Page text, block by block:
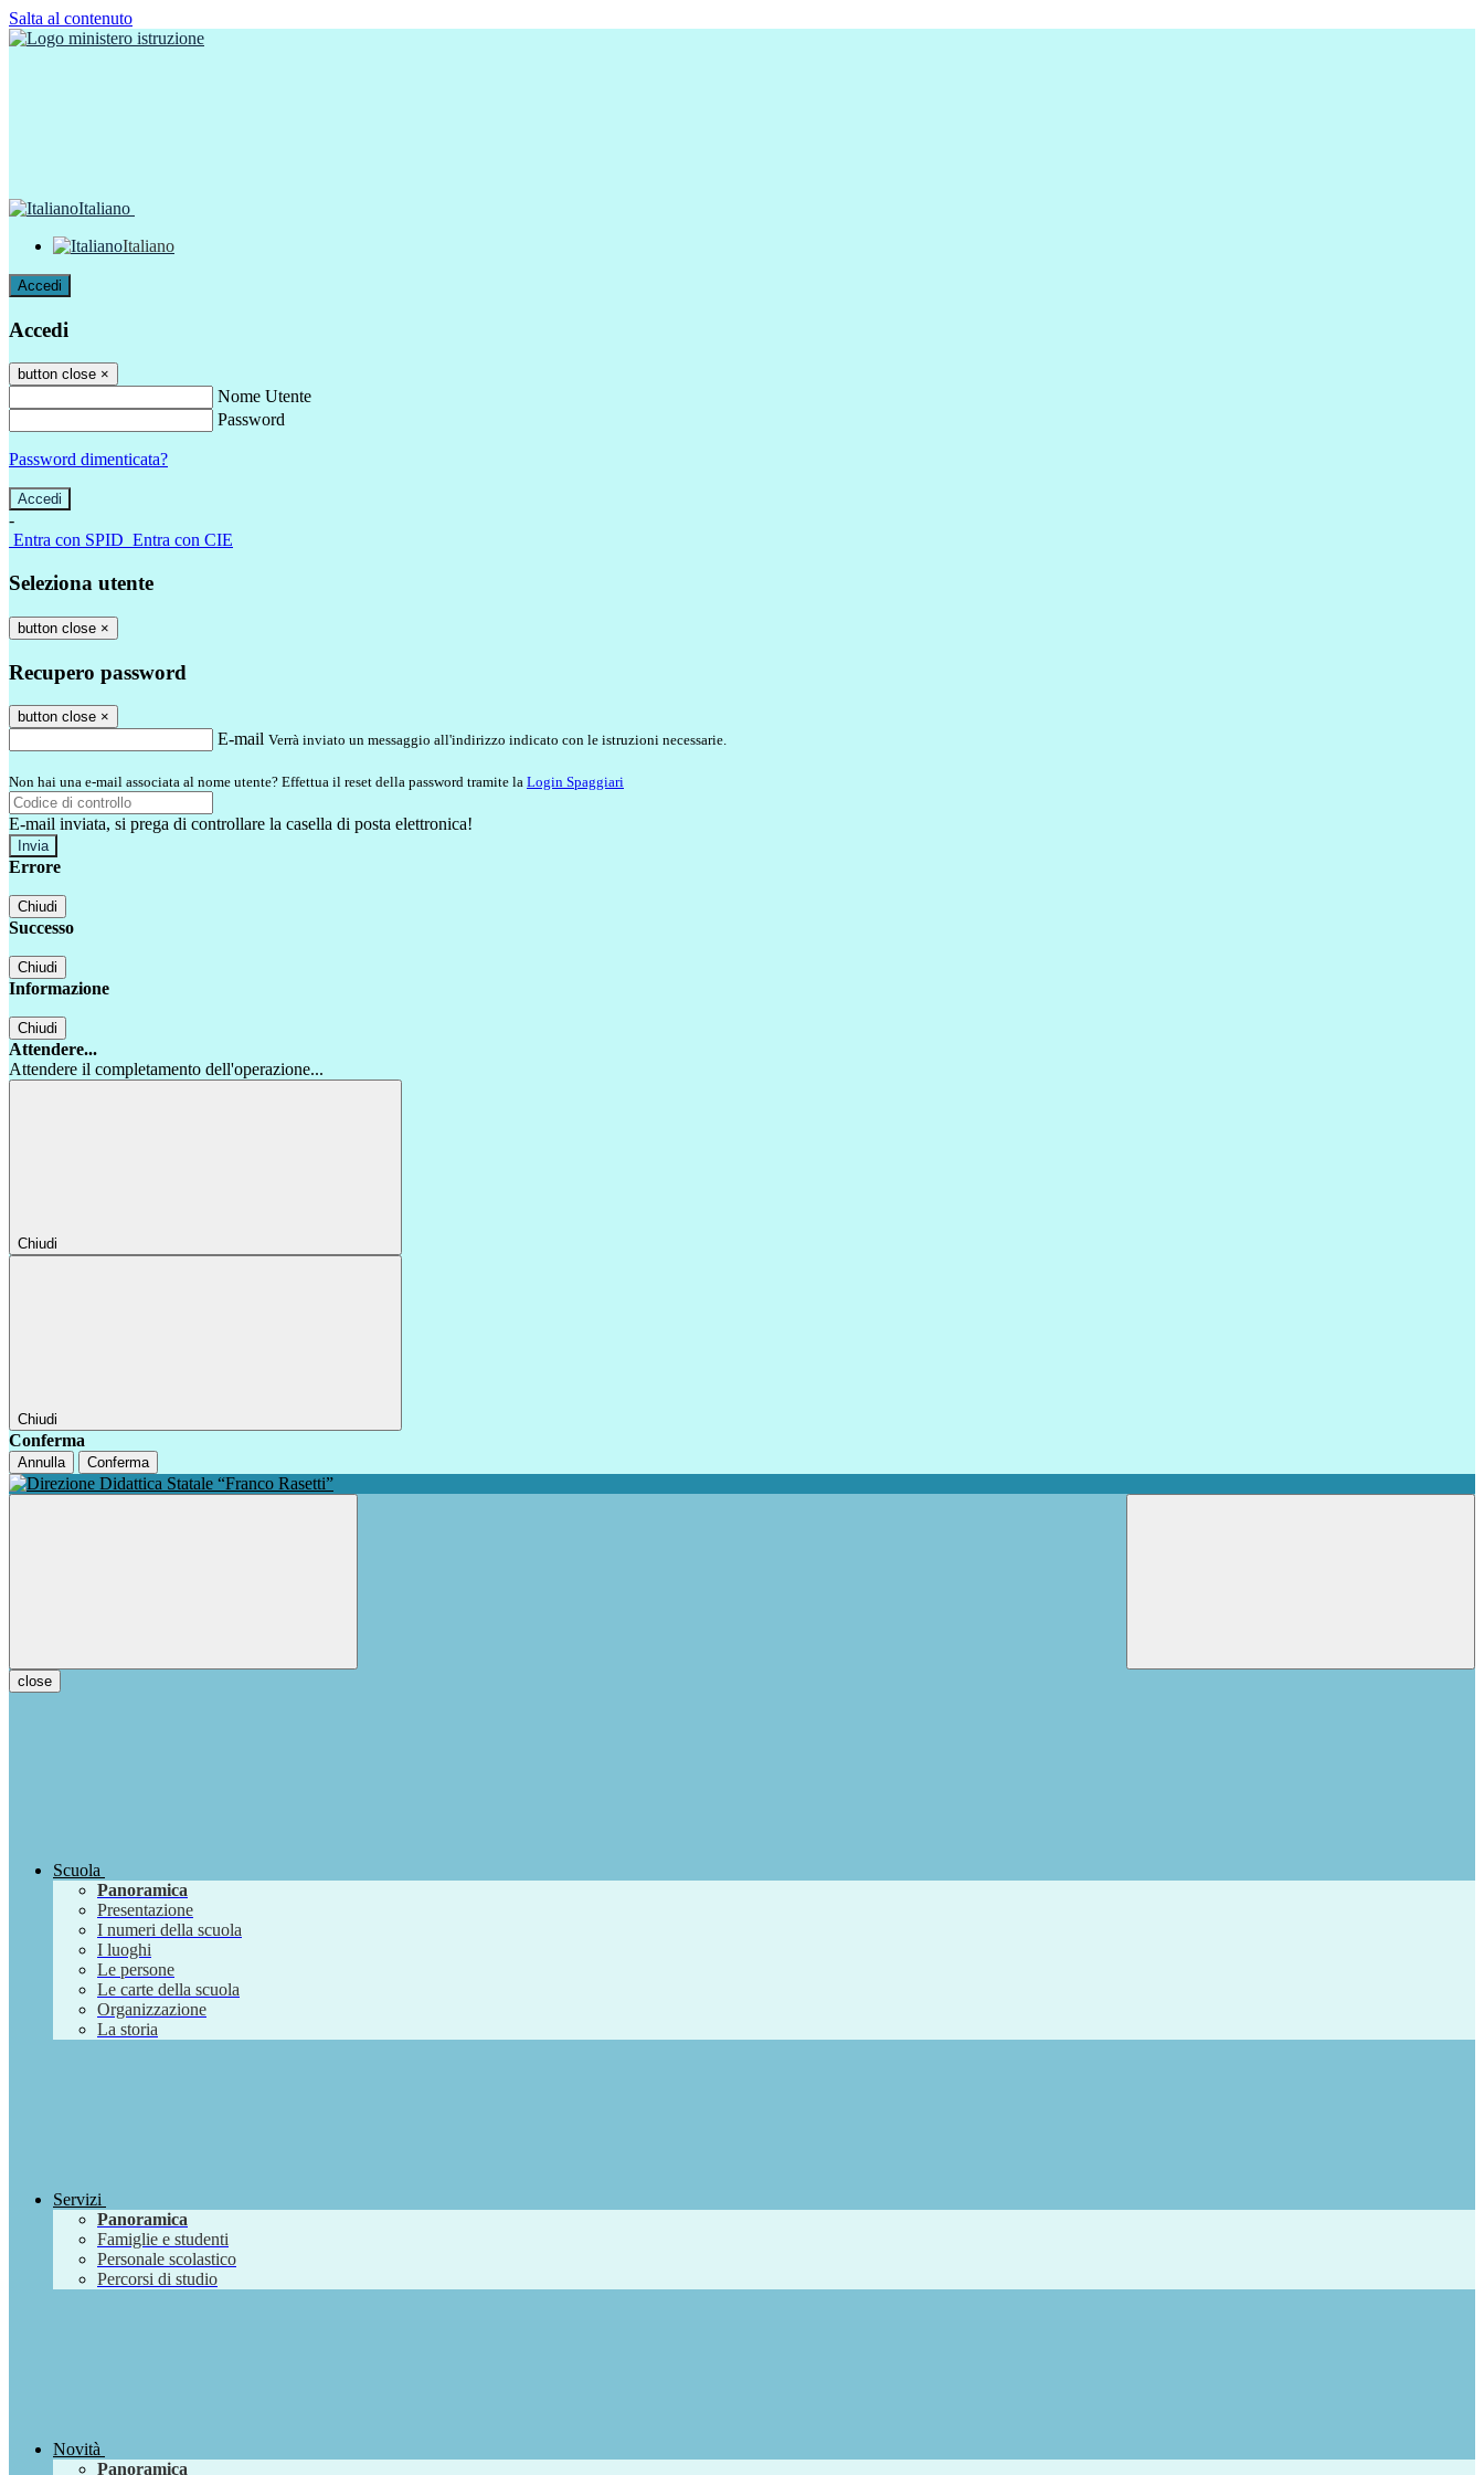
Salta al contenuto
Italiano
Italiano
Accedi
Accedi
button close ×
Nome Utente
Password
Password dimenticata?
-
Entra con SPID Entra con CIE
Seleziona utente
button close ×
Recupero password
button close ×
E-mail Verrà inviato un messaggio all'indirizzo indicato con le istruzioni necessarie.
Non hai una e-mail associata al nome utente? Effettua il reset della password tramite la Login Spaggiari
E-mail inviata, si prega di controllare la casella di posta elettronica!
Errore
Chiudi
Successo
Chiudi
Informazione
Chiudi
Attendere...
Attendere il completamento dell'operazione...
Chiudi
Chiudi
Conferma
Annulla Conferma
close
Scuola
Panoramica
Presentazione
I numeri della scuola
I luoghi
Le persone
Le carte della scuola
Organizzazione
La storia
Servizi
Panoramica
Famiglie e studenti
Personale scolastico
Percorsi di studio
Novità
Panoramica